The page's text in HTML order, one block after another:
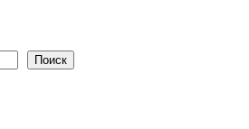
Поиск